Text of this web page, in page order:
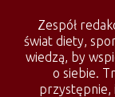
Zespół
świat diety,
wiedzą, by
o siebie.
przystępnie,